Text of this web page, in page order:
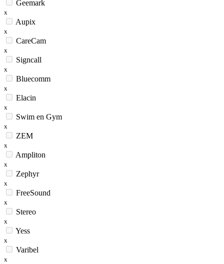
Geemark
x
Aupix
x
CareCam
x
Signcall
x
Bluecomm
x
Elacin
x
Swim en Gym
x
ZEM
x
Ampliton
x
Zephyr
x
FreeSound
x
Stereo
x
Yess
x
Varibel
x